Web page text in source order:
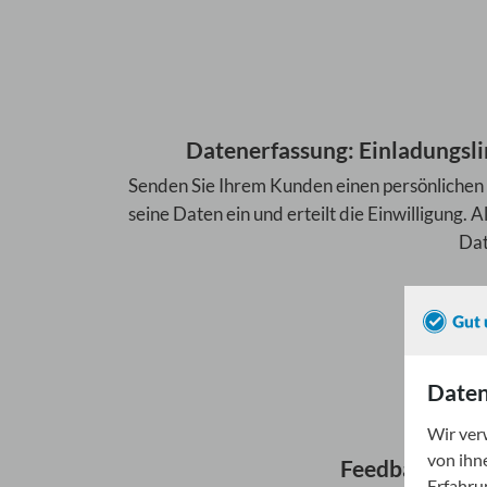
Datenerfassung:
Senden Sie Ihrem Kunden einen
seine Daten ein und erteilt die Einwilligung.
Feedback
Wir
von